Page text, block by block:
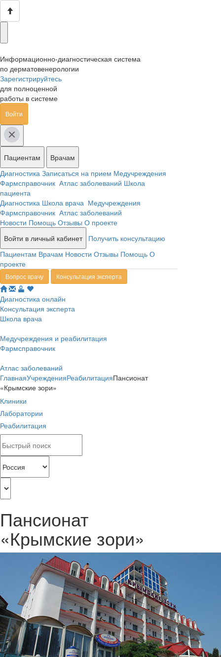
Информационно-диагностическая система
по дерматовенерологии
Зарегистрируйтесь
для полноценной
работы в системе
Войти
Пациентам
Врачам
Диагностика Записаться на прием Медучреждения
Фармсправочник Атлас заболеваний Школа
пациента
Диагностика Школа врача Медучреждения
Фармсправочник Атлас заболеваний
Новости Помощь Отзывы О проекте
Войти в личный кабинет
Получить консультацию
Пациентам Врачам Новости Отзывы Помощь О
проекте
Вопрос врачу Консультация эксперта
Диагностика онлайн
Консультация эксперта
Школа врача
Медучреждения и реабилитация
Фармсправочник
Атлас заболеваний
ГлавнаяУчрежденияРеабилитацияПансионат
«Крымские зори»
Клиники
Лаборатории
Реабилитация
Пансионат
«Крымские зори»